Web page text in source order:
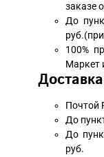
заказе
До
100%
Маркет
Почтой
До
До
руб.